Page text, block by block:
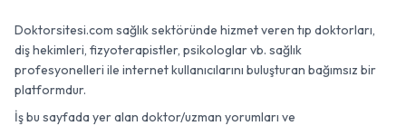
Doktorsitesi.com sağlık sektöründe hizmet veren tıp doktorları,
diş hekimleri, fizyoterapistler, psikologlar vb. sağlık
profesyonelleri ile internet kullanıcılarını buluşturan bağımsız bir
platformdur.
İş bu sayfada yer alan doktor/uzman yorumları ve